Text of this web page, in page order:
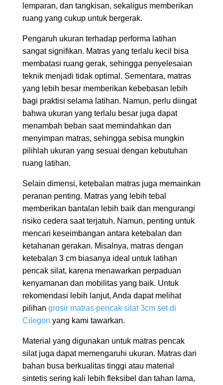
lemparan, dan tangkisan, sekaligus memberikan
ruang yang cukup untuk bergerak.
Pengaruh ukuran terhadap performa latihan
sangat signifikan. Matras yang terlalu kecil bisa
membatasi ruang gerak, sehingga penyelesaian
teknik menjadi tidak optimal. Sementara, matras
yang lebih besar memberikan kebebasan lebih
bagi praktisi selama latihan. Namun, perlu diingat
bahwa ukuran yang terlalu besar juga dapat
menambah beban saat memindahkan dan
menyimpan matras, sehingga sebisa mungkin
pilihlah ukuran yang sesuai dengan kebutuhan
ruang latihan.
Selain dimensi, ketebalan matras juga memainkan
peranan penting. Matras yang lebih tebal
memberikan bantalan lebih baik dan mengurangi
risiko cedera saat terjatuh. Namun, penting untuk
mencari keseimbangan antara ketebalan dan
ketahanan gerakan. Misalnya, matras dengan
ketebalan 3 cm biasanya ideal untuk latihan
pencak silat, karena menawarkan perpaduan
kenyamanan dan mobilitas yang baik. Untuk
rekomendasi lebih lanjut, Anda dapat melihat
pilihan grosir matras pencak silat 3cm set di
Cilegon yang kami tawarkan.
Material yang digunakan untuk matras pencak
silat juga dapat memengaruhi ukuran. Matras dari
bahan busa berkualitas tinggi atau material
sintetis sering kali lebih fleksibel dan tahan lama,